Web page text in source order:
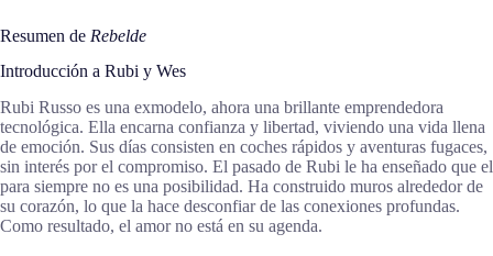
Resumen de Rebelde
Introducción a Rubi y Wes
Rubi Russo es una exmodelo, ahora una brillante emprendedora
tecnológica. Ella encarna confianza y libertad, viviendo una vida llena
de emoción. Sus días consisten en coches rápidos y aventuras fugaces,
sin interés por el compromiso. El pasado de Rubi le ha enseñado que el
para siempre no es una posibilidad. Ha construido muros alrededor de
su corazón, lo que la hace desconfiar de las conexiones profundas.
Como resultado, el amor no está en su agenda.